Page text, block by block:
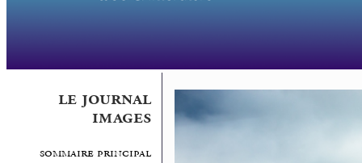
le journal
images
sommaire principal